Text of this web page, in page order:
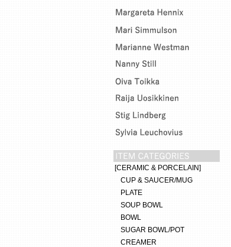
[CERAMIC & PORCELAIN]
CUP & SAUCER/MUG
PLATE
SOUP BOWL
BOWL
SUGAR BOWL/POT
CREAMER